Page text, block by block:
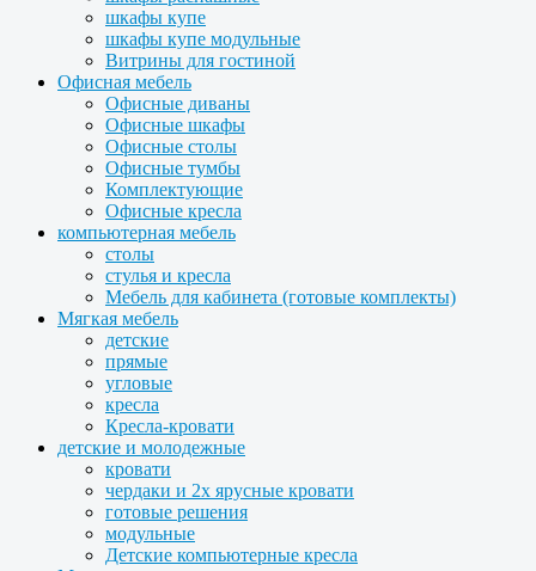
шкафы купе
шкафы купе модульные
Витрины для гостиной
Офисная мебель
Офисные диваны
Офисные шкафы
Офисные столы
Офисные тумбы
Комплектующие
Офисные кресла
компьютерная мебель
столы
стулья и кресла
Мебель для кабинета (готовые комплекты)
Мягкая мебель
детские
прямые
угловые
кресла
Кресла-кровати
детские и молодежные
кровати
чердаки и 2х ярусные кровати
готовые решения
модульные
Детские компьютерные кресла